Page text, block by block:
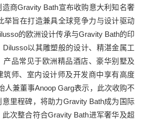
商Gravity Bath宣布收购意大利知名奢
举旨在打造兼具全球竞争力与设计驱动
的欧洲设计传承与Gravity Bath的印
以其雕塑般的设计、精湛金属工
产品常见于欧洲精品酒店、豪华别墅及
筑师、室内设计师及开发商中享有高度
人兼董事Anoop Garg表示，此次收购不
里程碑，将助力Gravity Bath成为国际
次整合符合Gravity Bath进军奢华及超